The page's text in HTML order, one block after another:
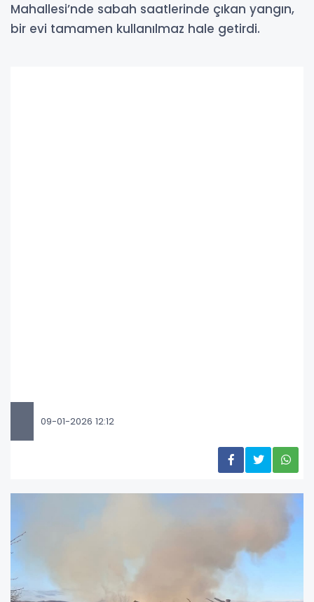
Mahallesi’nde sabah saatlerinde çıkan yangın,
bir evi tamamen kullanılmaz hale getirdi.
09-01-2026 12:12